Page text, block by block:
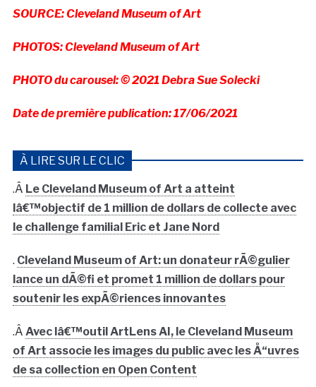
SOURCE: Cleveland Museum of Art
PHOTOS: Cleveland Museum of Art
PHOTO du carousel: © 2021 Debra Sue Solecki
Date de première publication: 17/06/2021
À LIRE SUR LE CLIC
.Â Le Cleveland Museum of Art a atteint
lâ€™objectif de 1 million de dollars de collecte avec
le challenge familial Eric et Jane Nord
. Cleveland Museum of Art: un donateur rÃ©gulier
lance un dÃ©fi et promet 1 million de dollars pour
soutenir les expÃ©riences innovantes
.Â Avec lâ€™outil ArtLens AI, le Cleveland Museum
of Art associe les images du public avec les Å“uvres
de sa collection en Open Content